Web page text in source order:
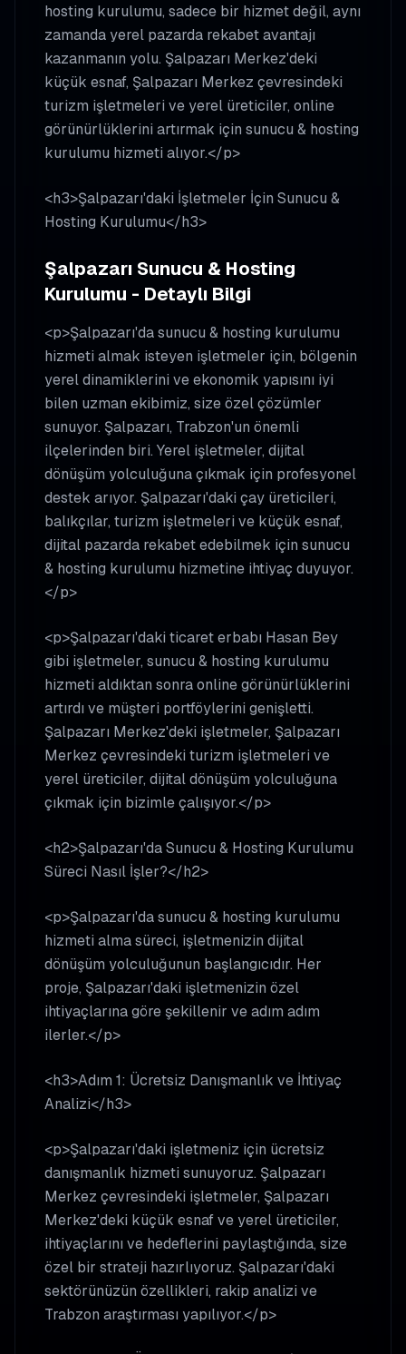
hosting kurulumu, sadece bir hizmet değil, aynı
zamanda yerel pazarda rekabet avantajı
kazanmanın yolu. Şalpazarı Merkez'deki
küçük esnaf, Şalpazarı Merkez çevresindeki
turizm işletmeleri ve yerel üreticiler, online
görünürlüklerini artırmak için sunucu & hosting
kurulumu hizmeti alıyor.</p>
<h3>Şalpazarı'daki İşletmeler İçin Sunucu &
Hosting Kurulumu</h3>
Şalpazarı Sunucu & Hosting
Kurulumu - Detaylı Bilgi
<p>Şalpazarı'da sunucu & hosting kurulumu
hizmeti almak isteyen işletmeler için, bölgenin
yerel dinamiklerini ve ekonomik yapısını iyi
bilen uzman ekibimiz, size özel çözümler
sunuyor. Şalpazarı, Trabzon'un önemli
ilçelerinden biri. Yerel işletmeler, dijital
dönüşüm yolculuğuna çıkmak için profesyonel
destek arıyor. Şalpazarı'daki çay üreticileri,
balıkçılar, turizm işletmeleri ve küçük esnaf,
dijital pazarda rekabet edebilmek için sunucu
& hosting kurulumu hizmetine ihtiyaç duyuyor.
</p>
<p>Şalpazarı'daki ticaret erbabı Hasan Bey
gibi işletmeler, sunucu & hosting kurulumu
hizmeti aldıktan sonra online görünürlüklerini
artırdı ve müşteri portföylerini genişletti.
Şalpazarı Merkez'deki işletmeler, Şalpazarı
Merkez çevresindeki turizm işletmeleri ve
yerel üreticiler, dijital dönüşüm yolculuğuna
çıkmak için bizimle çalışıyor.</p>
<h2>Şalpazarı'da Sunucu & Hosting Kurulumu
Süreci Nasıl İşler?</h2>
<p>Şalpazarı'da sunucu & hosting kurulumu
hizmeti alma süreci, işletmenizin dijital
dönüşüm yolculuğunun başlangıcıdır. Her
proje, Şalpazarı'daki işletmenizin özel
ihtiyaçlarına göre şekillenir ve adım adım
ilerler.</p>
<h3>Adım 1: Ücretsiz Danışmanlık ve İhtiyaç
Analizi</h3>
<p>Şalpazarı'daki işletmeniz için ücretsiz
danışmanlık hizmeti sunuyoruz. Şalpazarı
Merkez çevresindeki işletmeler, Şalpazarı
Merkez'deki küçük esnaf ve yerel üreticiler,
ihtiyaçlarını ve hedeflerini paylaştığında, size
özel bir strateji hazırlıyoruz. Şalpazarı'daki
sektörünüzün özellikleri, rakip analizi ve
Trabzon araştırması yapılıyor.</p>